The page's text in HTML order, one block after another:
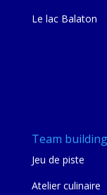
Le lac Balaton
Team building
Jeu de piste
Atelier culinaire